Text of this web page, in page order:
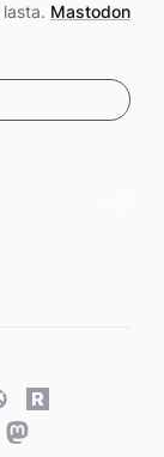
Mastodon
Rawg.io
Mastodon